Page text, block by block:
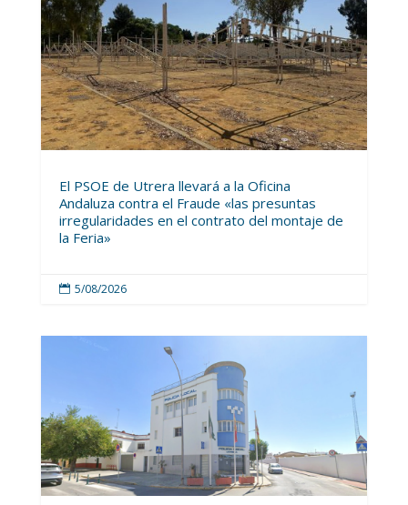
El PSOE de Utrera llevará a la Oficina
Andaluza contra el Fraude «las presuntas
irregularidades en el contrato del montaje de
la Feria»
 5/08/2026